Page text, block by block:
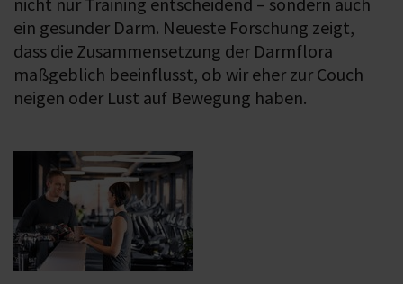
ein gesunder Darm. Neueste Forschung zeigt,
dass die Zusammensetzung der Darmflora
maßgeblich beeinflusst, ob wir eher zur Couch
neigen oder Lust auf Bewegung haben.